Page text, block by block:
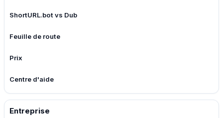
ShortURL.bot vs Dub
Feuille de route
Prix
Centre d'aide
Entreprise